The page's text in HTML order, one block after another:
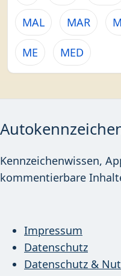
MAL MAR
ME MED
Kennzeichenwissen,
kommentierbare
Impressum
Datenschutz
Datenschutz &